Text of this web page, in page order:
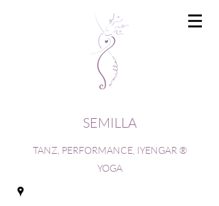
SEMILLA
TANZ, PERFORMANCE, IYENGAR ®
YOGA